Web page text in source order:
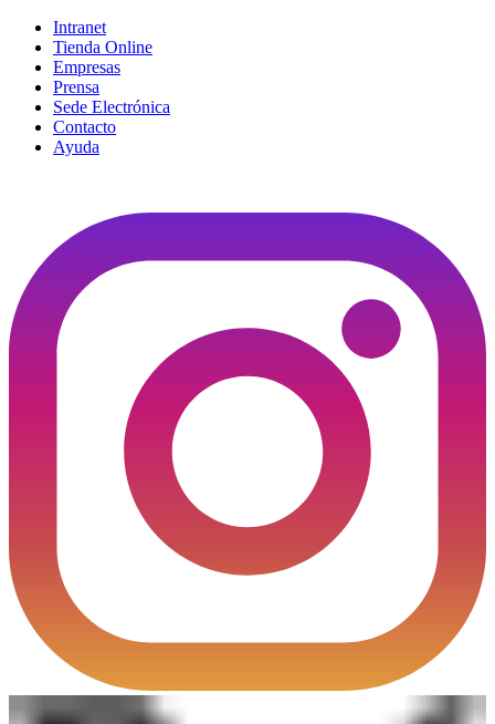
Intranet
Tienda Online
Empresas
Prensa
Sede Electrónica
Contacto
Ayuda